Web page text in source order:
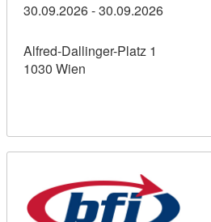
30.09.2026 - 30.09.2026
Alfred-Dallinger-Platz 1
1030 Wien